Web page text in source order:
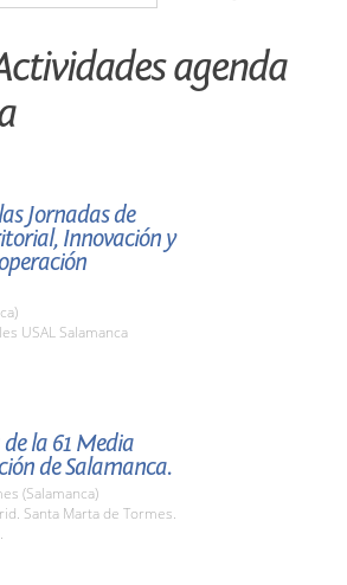
agenda
Jornadas de
Innovación y
USAL Salamanca
la 61 Media
de Salamanca.
(Salamanca)
Santa Marta de Tormes.